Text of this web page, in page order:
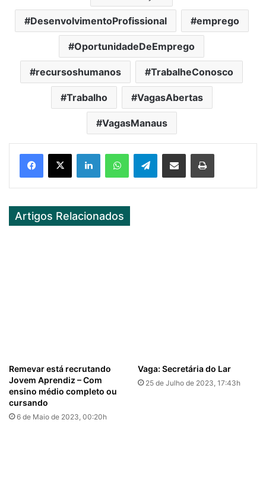
DesenvolvimentoProfissional emprego
OportunidadeDeEmprego
recursoshumanos TrabalheConosco
Trabalho VagasAbertas
VagasManaus
Telegram
Artigos Relacionados
Remevar está recrutando
Jovem Aprendiz – Com
ensino médio completo ou
cursando
6 de Maio de 2023, 00:20h
Vaga: Secretária do Lar
25 de Julho de 2023, 17:43h